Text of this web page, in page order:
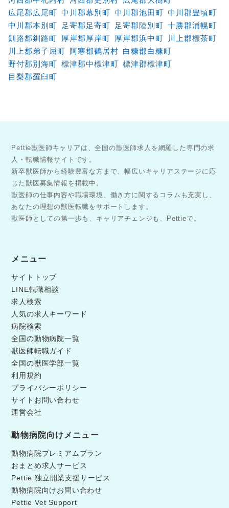
広尾郡広尾町 中川郡幕別町 中川郡池田町 中川郡豊頃町
中川郡本別町
足寄郡足寄町 足寄郡陸別町 十勝郡浦幌町
釧路郡釧路町
厚岸郡厚岸町 厚岸郡浜中町
川上郡標茶町
川上郡弟子屈町 阿寒郡鶴居村 白糠郡白糠町
野付郡別海町 標津郡中標津町 標津郡標津町
目梨郡羅臼町
Pettie獣医師キャリアは、全国の獣医師求人を網羅した専門の求
人・転職情報サイトです。
新卒獣医師から経験豊富な方まで、幅広いキャリアステージに応
じた獣医募集情報を掲載中。
獣医師の仕事内容や職場環境、働き方に関するコラムも充実し、
あなたの理想の獣医転職をサポートします。
獣医師としての第一歩も、キャリアチェンジも、Pettieで。
メニュー
サイトトップ
LINE転職相談
求人検索
人気の求人キーワード
病院検索
全国の動物病院一覧
獣医師転職ガイド
全国の獣医学部一覧
利用規約
プライバシーポリシー
サイトお問い合わせ
運営会社
動物病院向けメニュー
動物病院プレミアムプラン
おまとめ求人サービス
Pettie 独立開業支援サービス
動物病院向けお問い合わせ
Pettie Vet Support